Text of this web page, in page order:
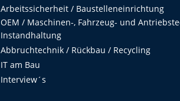
Arbeitssicherheit / Baustelleneinrichtung
OEM / Maschinen-, Fahrzeug- und
Instandhaltung
Abbruchtechnik / Rückbau / Recycling
IT am Bau
Interview´s